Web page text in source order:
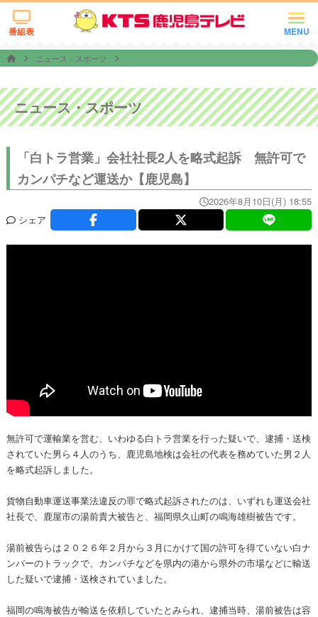
MENU
番組表
ニュース・スポーツ
ニュース・スポーツ
「白トラ営業」会社社長2人を略式起訴 無許可で
カンパチなど運送か【鹿児島】
2026年8月10日(月) 18:55
シェア
無許可で運輸業を営む、いわゆる白トラ営業を行った疑いで、逮捕・送検
されていた男ら４人のうち、鹿児島地検は会社の代表を務めていた男２人
を略式起訴しました。
貨物自動車運送事業法違反の罪で略式起訴されたのは、いずれも運送会社
社長で、鹿屋市の湯前貴大被告と、福岡県久山町の鳴海雄樹被告です。
湯前被告らは２０２６年２月から３月にかけて国の許可を得ていない白ナ
ンバーのトラックで、カンパチなどを県内の港から県外の市場などに輸送
した疑いで逮捕・送検されていました。
福岡の鳴海被告が輸送を依頼していたとみられ、逮捕当時、湯前被告は容